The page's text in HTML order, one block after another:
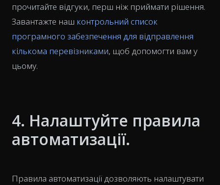
прочитайте відгуки, перш ніж приймати рішення.
Завантажте наш контрольний список
програмного забезпечення для відправлення
кількома перевізниками, щоб допомогти вам у
цьому.
4. Налаштуйте правила
автоматизації.
Правила автоматизації дозволяють налаштувати